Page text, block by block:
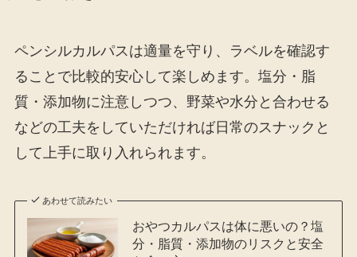
ペンシルカルパスは適量を守り、ラベルを確認す
ることで比較的安心して楽しめます。塩分・脂
質・添加物に注意しつつ、野菜や水分と合わせる
などの工夫をしていただければ日常のスナックと
して上手に取り入れられます。
あわせて読みたい
おやつカルパスは体に悪いの？塩
分・脂質・添加物のリスクと安全